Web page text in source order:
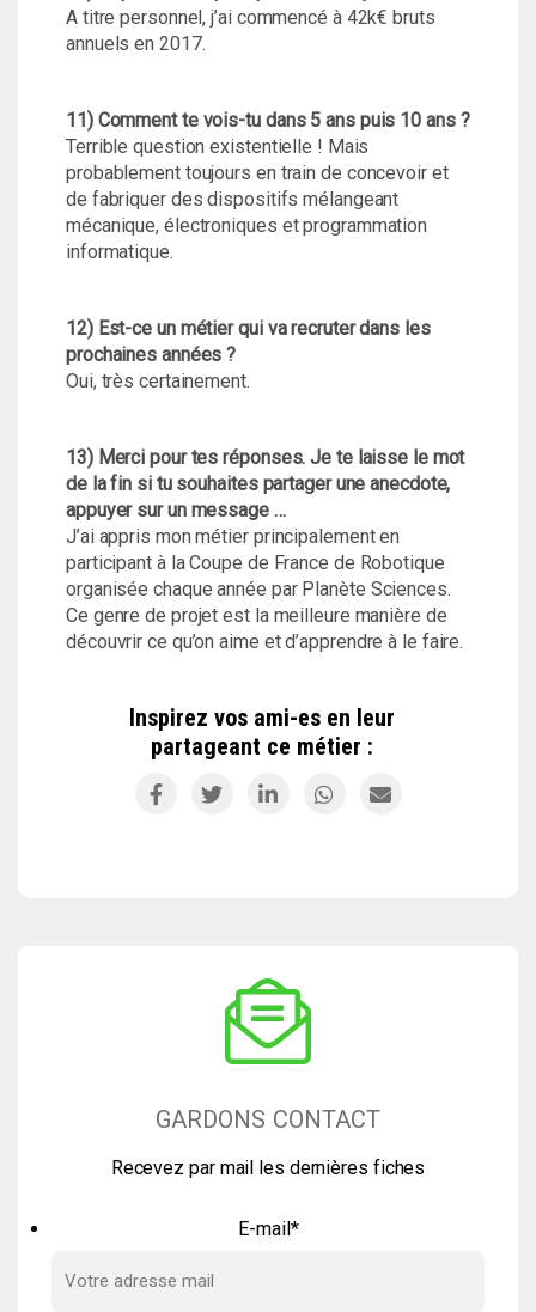
A titre personnel, j’ai commencé à 42k€ bruts
annuels en 2017.
11) Comment te vois-tu dans 5 ans puis 10 ans ?
Terrible question existentielle ! Mais
probablement toujours en train de concevoir et
de fabriquer des dispositifs mélangeant
mécanique, électroniques et programmation
informatique.
12) Est-ce un métier qui va recruter dans les
prochaines années ?
Oui, très certainement.
13) Merci pour tes réponses. Je te laisse le mot
de la fin si tu souhaites partager une anecdote,
appuyer sur un message …
J’ai appris mon métier principalement en
participant à la Coupe de France de Robotique
organisée chaque année par Planète Sciences.
Ce genre de projet est la meilleure manière de
découvrir ce qu’on aime et d’apprendre à le faire.
Inspirez vos ami-es en leur
partageant ce métier :
GARDONS CONTACT
Recevez par mail les dernières fiches
E-mail*